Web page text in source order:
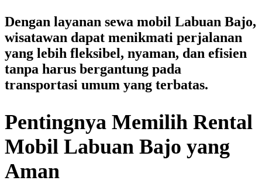
Dengan layanan sewa mobil Labuan Bajo,
wisatawan dapat menikmati perjalanan
yang lebih fleksibel, nyaman, dan efisien
tanpa harus bergantung pada
transportasi umum yang terbatas.
Pentingnya Memilih Rental
Mobil Labuan Bajo yang
Aman